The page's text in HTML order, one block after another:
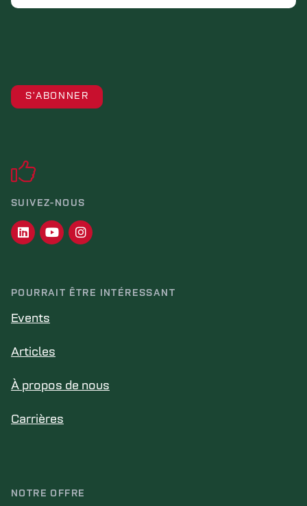
SUIVEZ-NOUS
POURRAIT ÊTRE INTÉRESSANT
Events
Articles
À propos de nous
Carrières
NOTRE OFFRE